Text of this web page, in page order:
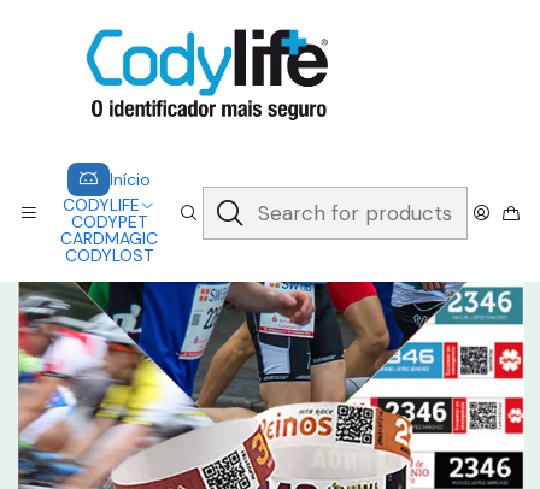
Início
CODYLIFE
CODYPET
CARDMAGIC
CODYLOST
A CODYLIFE PERMITE AOS SOCORRISTAS ACEDER
INSTANTANEAMENTE AOS SEUS DADOS ATRAVÉS DE UM QR CODE
Saber mais